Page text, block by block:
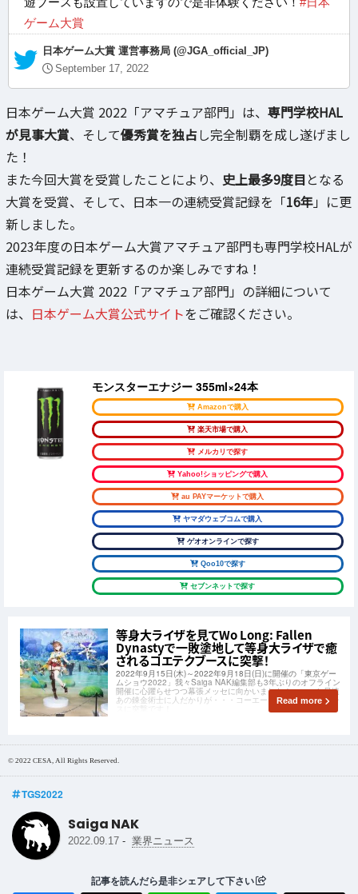
ゲーム大賞
— 日本ゲーム大賞 運営事務局 (@JGA_official_JP)
September 17, 2022
日本ゲーム大賞 2022「アマチュア部門」は、 専門学校HAL
が見事大賞、そして優秀賞を独占し完全制覇を成し遂げまし
た！
また今回大賞を受賞したことにより、 史上最多9度目となる
大賞を受賞、そして、日本一の連続受賞記録を「16年」に更
新しました。
2023年度の日本ゲーム大賞アマチュア部門も専門学校HALが
連続受賞記録を更新するのか楽しみですね！
日本ゲーム大賞 2022「アマチュア部門」の詳細について
は、 日本ゲーム大賞公式サイトをご確認ください。
モンスターエナジー 355ml×24本
Amazonで購入
楽天市場で購入
メルカリで探す
Yahoo!ショッピングで購入
au PAYマーケットで購入
ヤマダウェブコムで購入
ゲオオンラインで探す
Qoo10で探す
セブンネットで探す
等身大ライザを見てWo Long: Fallen
Dynastyで一敗塗地して等身大ライザで癒
されるコエテクブースに突撃！
2022年9月15日(木)～2022年9月18日(日)に開催の「東京ゲー
ムショウ2022」我々Saiga NAK編集部も3年ぶりのオフライン
開催に心躍らせつつ幕張メッセに向かいました！・・・と早速
あの錬金術士に人だかりが・・・コーエーテクモゲームスブー
Read more
© 2022 CESA, All Rights Reserved.
TGS2022
Saiga NAK
2022.09.17 - 業界ニュース
記事を読んだら是非シェアして下さい